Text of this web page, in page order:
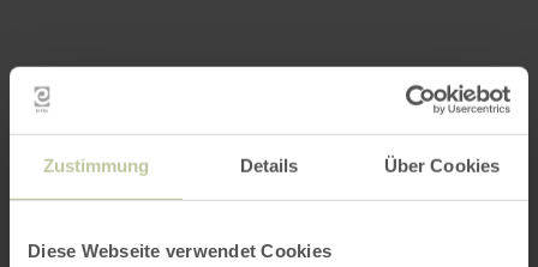
Zustimmung Details Über Cookies
Diese Webseite verwendet Cookies